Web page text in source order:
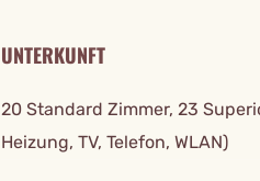
UNTERKUNFT
20 Standard Zimmer, 23
Heizung, TV, Telefon, WLAN)